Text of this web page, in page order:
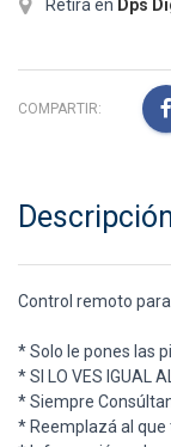
Retirá en Dps
COMPARTIR:
Control remoto para
* Solo le pones las
* SI LO VES IGUAL
* Siempre
* Reemplazá al